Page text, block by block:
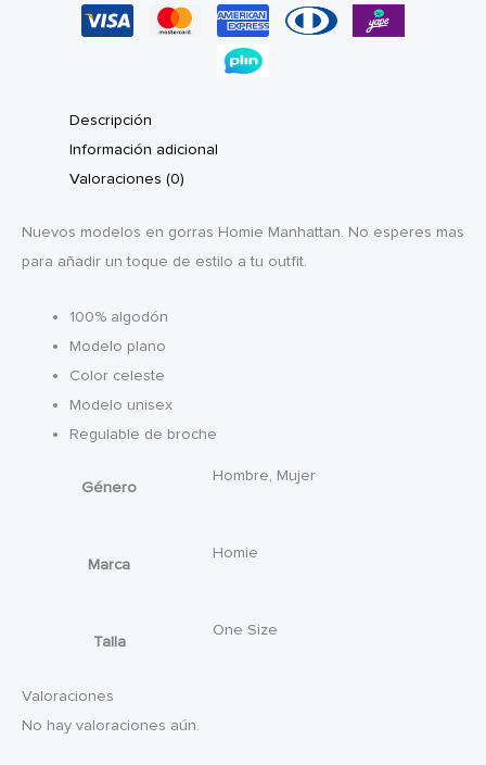
Descripción
Información adicional
Valoraciones (0)
Nuevos modelos en gorras Homie Manhattan. No esperes mas
para añadir un toque de estilo a tu outfit.
100% algodón
Modelo plano
Color celeste
Modelo unisex
Regulable de broche
Género
Hombre, Mujer
Marca
Homie
Talla
One Size
Valoraciones
No hay valoraciones aún.